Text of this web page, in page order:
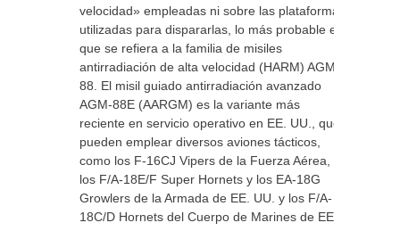
velocidad» empleadas ni sobre las plataformas
utilizadas para dispararlas, lo más probable es
que se refiera a la familia de misiles
antirradiación de alta velocidad (HARM) AGM-
88. El misil guiado antirradiación avanzado
AGM-88E (AARGM) es la variante más
reciente en servicio operativo en EE. UU., que
pueden emplear diversos aviones tácticos,
como los F-16CJ Vipers de la Fuerza Aérea,
los F/A-18E/F Super Hornets y los EA-18G
Growlers de la Armada de EE. UU. y los F/A-
18C/D Hornets del Cuerpo de Marines de EE.